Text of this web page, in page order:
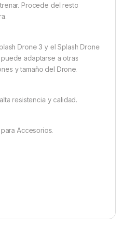
Procede del resto
Drone 3 y el Splash Drone
adaptarse a otras
y tamaño del Drone.
resistencia y calidad.
Accesorios.